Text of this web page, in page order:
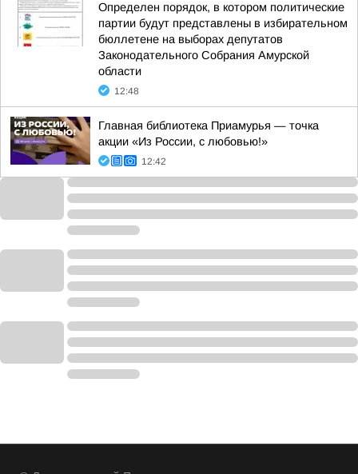
Определен порядок, в котором политические
партии будут представлены в избирательном
бюллетене на выборах депутатов
Законодательного Собрания Амурской
области
12:48
Главная библиотека Приамурья — точка
акции «Из России, с любовью!»
12:42